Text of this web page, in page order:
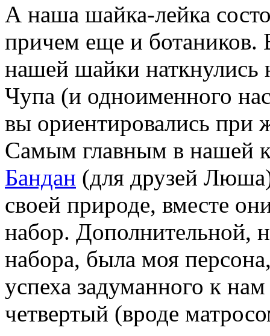
А наша шайка-лейка
причем еще и ботаников.
нашей шайки наткнулись
Чупа (и одноименного
вы ориентировались при
Самым главным в нашей
Бандан (для друзей
своей природе, вместе
набор. Дополнительной,
набора, была моя
успеха задуманного к
четвертый (вроде